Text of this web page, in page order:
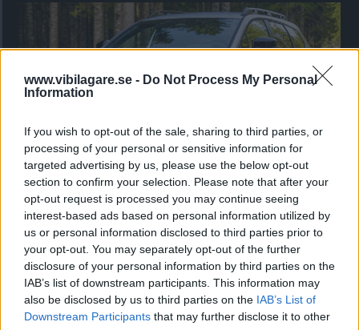
www.vibilagare.se - Do Not Process My Personal
Information
If you wish to opt-out of the sale, sharing to third parties, or
processing of your personal or sensitive information for
targeted advertising by us, please use the below opt-out
section to confirm your selection. Please note that after your
opt-out request is processed you may continue seeing
interest-based ads based on personal information utilized by
us or personal information disclosed to third parties prior to
your opt-out. You may separately opt-out of the further
disclosure of your personal information by third parties on the
IAB’s list of downstream participants. This information may
also be disclosed by us to third parties on the IAB’s List of
Downstream Participants that may further disclose it to other
”God chans att bli ny favorit”
Utbudet av terrängdugliga kombibilar har krympt men fylls
nu på av eldrivna Toyota bZ4X Touring. Vi provkör.